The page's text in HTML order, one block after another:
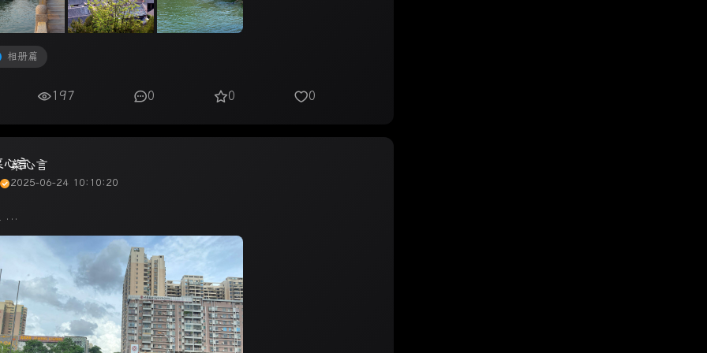
相册篇
197 0 0 0
菜心言
2025-06-24 10:10:20
...